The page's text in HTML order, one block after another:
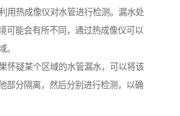
用热成像仪对水管进行检测。漏水处
可能会有所不同，通过热成像仪可以
。
怀疑某个区域的水管漏水，可以将该
部分隔离，然后分别进行检测，以确